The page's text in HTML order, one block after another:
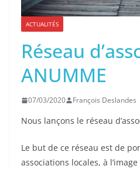
ACTUALITÉS
Réseau
ANUMME
07/03/2020 François Deslandes
Nous lançons le réseau
Le but de ce réseau est de
associations locales, à